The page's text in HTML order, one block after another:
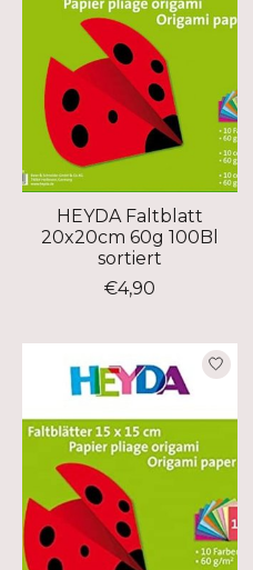
HEYDA Faltblatt
20x20cm 60g 100Bl
sortiert
€4,90